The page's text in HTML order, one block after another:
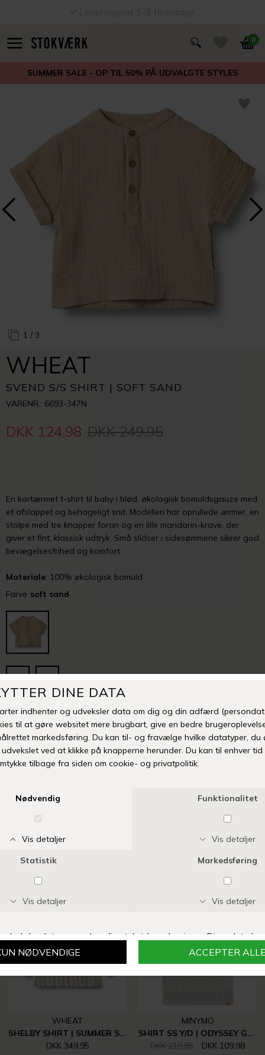
0
SUMMER SALE - OP TIL 50% PÅ UDVALGTE STYLES
1 / 3
WHEAT
SVEND S/S SHIRT | SOFT SAND
VARENR.: 6693-347N
DKK 249,95
DKK 124,98
En kortærmet t-shirt til baby i blød, økologisk bomuldsgauze med
et afslappet og behageligt snit. Modellen har oprullede ærmer, en
stolpe med tre knapper foran og en lille mandarin-krave, der
giver et fint, klassisk udtryk. Små slidser i sidesømmene sikrer god
bevægelsesfrihed og komfort.
Materiale: 100% økologisk bomuld
Farve soft sand
80 CM 92 CM
- +
Mangler din størrelse eller er varen udsolgt? Klik her
TILFØJ TIL ØNSKESKYEN
WHEAT
DKK 349,95
MINYMO
DKK 219,95
DKK 109,98